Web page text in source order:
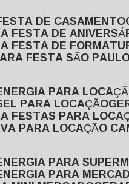
DE CASAMENTO
FESTA DE
FESTA DE
FESTA SÃO
PARA
PARA LOCAÇÃO
FESTAS PARA
PARA LOCAÇÃO
PARA
PARA